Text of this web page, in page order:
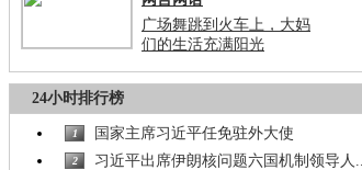
广场舞跳到火车上，大妈
们的生活充满阳光
24小时排行榜
1 国家主席习近平任免驻外大使
2 习近平出席伊朗核问题六国机制领导人...